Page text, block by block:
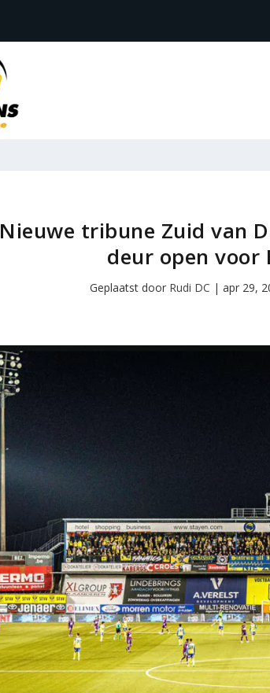
Nieuwe tribune Zuid van
deur open voor
Geplaatst door Rudi DC |apr 29,